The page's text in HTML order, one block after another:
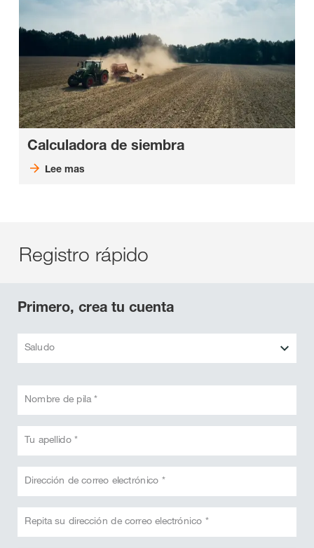
Calculadora de siembra
Lee mas
Registro rápido
Primero, crea tu cuenta
Saludo
Nombre de pila *
Tu apellido *
Dirección de correo electrónico *
Repita su dirección de correo electrónico *